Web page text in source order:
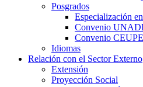
Posgrados
Especialización
Convenio
Convenio CEUPE
Idiomas
Relación con el Sector Externo
Extensión
Proyección Social